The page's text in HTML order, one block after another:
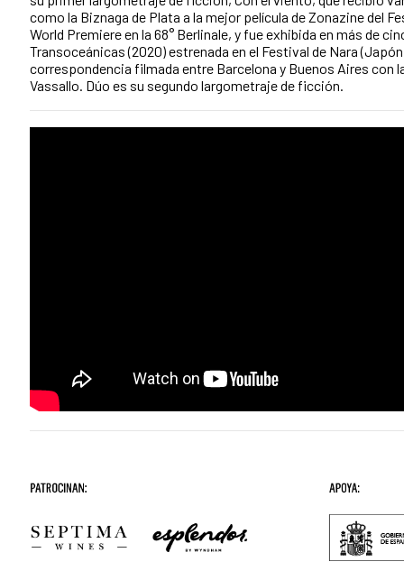
como la Biznaga de Plata a la mejor película de Zonazine del
World Premiere en la 68° Berlinale, y fue exhibida en más de
Transoceánicas (2020) estrenada en el Festival de Nara
correspondencia filmada entre Barcelona y Buenos Aires con
Vassallo. Dúo es su segundo largometraje de ficción.